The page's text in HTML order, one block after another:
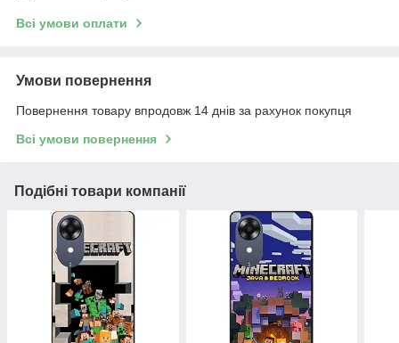
Всі умови оплати
Умови повернення
Повернення товару впродовж 14 днів за рахунок покупця
Всі умови повернення
Подібні товари компанії